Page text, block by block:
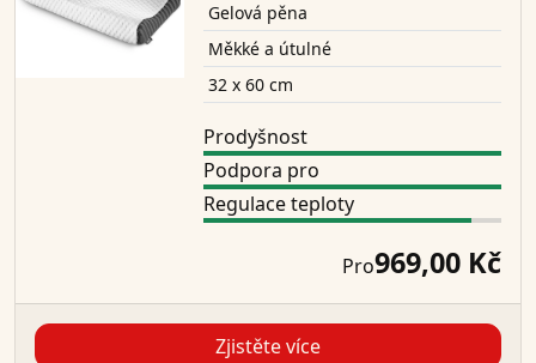
Gelová pěna
Měkké a útulné
32 x 60 cm
Prodyšnost
Podpora pro
Regulace teploty
Pro969,00 Kč
Zjistěte více